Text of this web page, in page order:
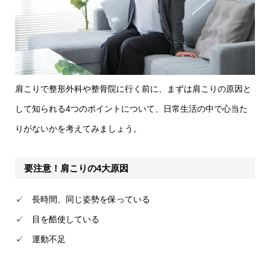
肩こりで整形外科や整骨院に行く前に、まずは肩こりの原因と
して知られる4つのポイントについて、日常生活の中で心当た
りがないかを考えてみましょう。
要注意！肩こりの4大原因
✓ 長時間、同じ姿勢を保っている
✓ 目を酷使している
✓ 運動不足